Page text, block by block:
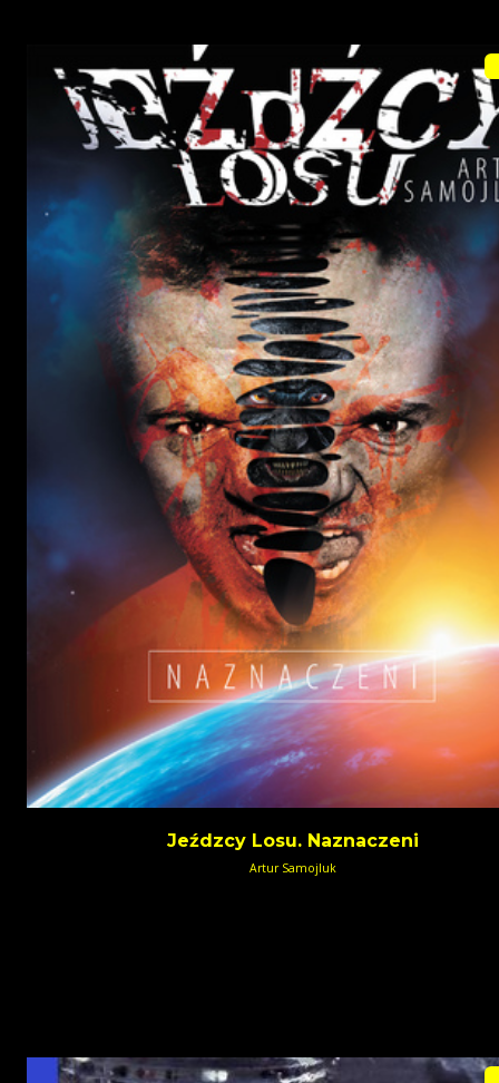
Jeźdzcy Losu. Naznaczeni
Artur Samojluk